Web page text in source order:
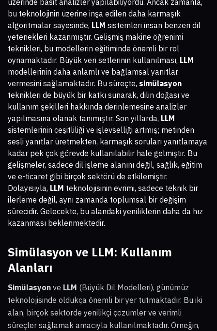
üzerinde basit analizler yapılabiliyordu. Ancak zamanla,
bu teknolojinin üzerine inşa edilen daha karmaşık
algoritmalar sayesinde, LLM sistemleri insan benzeri dil
yetenekleri kazanmıştır. Gelişmiş makine öğrenimi
teknikleri, bu modellerin eğitiminde önemli bir rol
oynamaktadır. Büyük veri setlerinin kullanılması, LLM
modellerinin daha anlamlı ve bağlamsal yanıtlar
vermesini sağlamaktadır. Bu süreçte, simülasyon
teknikleri de büyük bir katkı sunarak, dilin doğası ve
kullanım şekilleri hakkında derinlemesine analizler
yapılmasına olanak tanımıştır. Son yıllarda, LLM
sistemlerinin çeşitliliği ve işlevselliği artmış; metinden
sesli yanıtlar üretmekten, karmaşık soruları yanıtlamaya
kadar pek çok görevde kullanılabilir hale gelmiştir. Bu
gelişmeler, sadece dil işleme alanını değil, sağlık, eğitim
ve e-ticaret gibi birçok sektörü de etkilemiştir.
Dolayısıyla, LLM teknolojisinin evrimi, sadece teknik bir
ilerleme değil, aynı zamanda toplumsal bir değişim
sürecidir. Gelecekte, bu alandaki yeniliklerin daha da hız
kazanması beklenmektedir.
Simülasyon ve LLM: Kullanım
Alanları
Simülasyon ve LLM (Büyük Dil Modelleri), günümüz
teknolojisinde oldukça önemli bir yer tutmaktadır. Bu iki
alan, birçok sektörde yenilikçi çözümler ve verimli
süreçler sağlamak amacıyla kullanılmaktadır. Örneğin,